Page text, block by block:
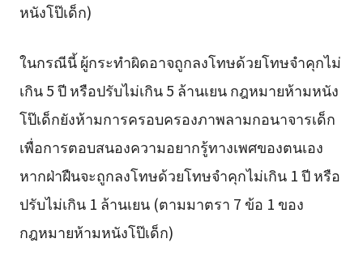
หนังโป๊เด็ก)
ในกรณีนี้ ผู้กระทำผิดอาจถูกลงโทษด้วยโทษจำคุกไม่
เกิน 5 ปี หรือปรับไม่เกิน 5 ล้านเยน กฎหมายห้ามหนัง
โป๊เด็กยังห้ามการครอบครองภาพลามกอนาจารเด็ก
เพื่อการตอบสนองความอยากรู้ทางเพศของตนเอง
หากฝ่าฝืนจะถูกลงโทษด้วยโทษจำคุกไม่เกิน 1 ปี หรือ
ปรับไม่เกิน 1 ล้านเยน (ตามมาตรา 7 ข้อ 1 ของ
กฎหมายห้ามหนังโป๊เด็ก)